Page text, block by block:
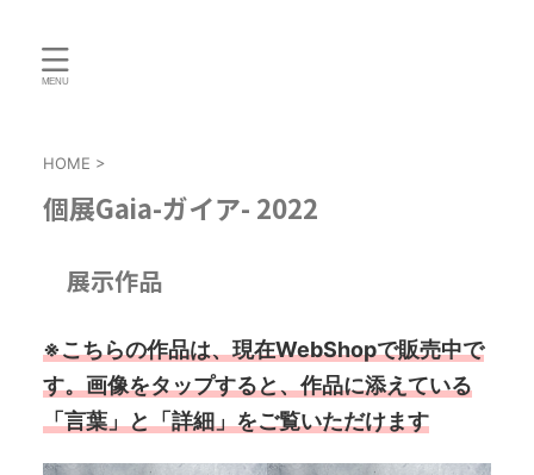
HOME >
個展Gaia-ガイア- 2022
展示作品
※こちらの作品は、現在WebShopで販売中で
す。画像をタップすると、作品に添えている
「言葉」と「詳細」をご覧いただけます